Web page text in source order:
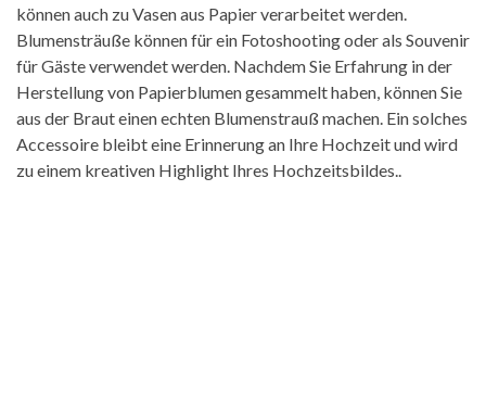
können auch zu Vasen aus Papier verarbeitet werden.
Blumensträuße können für ein Fotoshooting oder als Souvenir
für Gäste verwendet werden. Nachdem Sie Erfahrung in der
Herstellung von Papierblumen gesammelt haben, können Sie
aus der Braut einen echten Blumenstrauß machen. Ein solches
Accessoire bleibt eine Erinnerung an Ihre Hochzeit und wird
zu einem kreativen Highlight Ihres Hochzeitsbildes..